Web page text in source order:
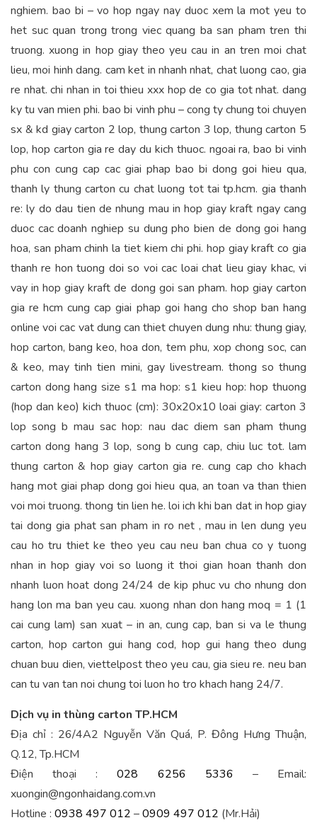
nghiem. bao bi – vo hop ngay nay duoc xem la mot yeu to
het suc quan trong trong viec quang ba san pham tren thi
truong. xuong in hop giay theo yeu cau in an tren moi chat
lieu, moi hinh dang. cam ket in nhanh nhat, chat luong cao, gia
re nhat. chi nhan in toi thieu xxx hop de co gia tot nhat. dang
ky tu van mien phi. bao bi vinh phu – cong ty chung toi chuyen
sx & kd giay carton 2 lop, thung carton 3 lop, thung carton 5
lop, hop carton gia re day du kich thuoc. ngoai ra, bao bi vinh
phu con cung cap cac giai phap bao bi dong goi hieu qua,
thanh ly thung carton cu chat luong tot tai tp.hcm. gia thanh
re: ly do dau tien de nhung mau in hop giay kraft ngay cang
duoc cac doanh nghiep su dung pho bien de dong goi hang
hoa, san pham chinh la tiet kiem chi phi. hop giay kraft co gia
thanh re hon tuong doi so voi cac loai chat lieu giay khac, vi
vay in hop giay kraft de dong goi san pham. hop giay carton
gia re hcm cung cap giai phap goi hang cho shop ban hang
online voi cac vat dung can thiet chuyen dung nhu: thung giay,
hop carton, bang keo, hoa don, tem phu, xop chong soc, can
& keo, may tinh tien mini, gay livestream. thong so thung
carton dong hang size s1 ma hop: s1 kieu hop: hop thuong
(hop dan keo) kich thuoc (cm): 30x20x10 loai giay: carton 3
lop song b mau sac hop: nau dac diem san pham thung
carton dong hang 3 lop, song b cung cap, chiu luc tot. lam
thung carton & hop giay carton gia re. cung cap cho khach
hang mot giai phap dong goi hieu qua, an toan va than thien
voi moi truong. thong tin lien he. loi ich khi ban dat in hop giay
tai dong gia phat san pham in ro net , mau in len dung yeu
cau ho tru thiet ke theo yeu cau neu ban chua co y tuong
nhan in hop giay voi so luong it thoi gian hoan thanh don
nhanh luon hoat dong 24/24 de kip phuc vu cho nhung don
hang lon ma ban yeu cau. xuong nhan don hang moq = 1 (1
cai cung lam) san xuat – in an, cung cap, ban si va le thung
carton, hop carton gui hang cod, hop gui hang theo dung
chuan buu dien, viettelpost theo yeu cau, gia sieu re. neu ban
can tu van tan noi chung toi luon ho tro khach hang 24/7.
Dịch vụ in thùng carton TP.HCM
Địa chỉ : 26/4A2 Nguyễn Văn Quá, P. Đông Hưng Thuận,
Q.12, Tp.HCM
Điện thoại :028 6256 5336 – Email:
xuongin@ngonhaidang.com.vn
Hotline : 0938 497 012 –0909 497 012 (Mr.Hải)